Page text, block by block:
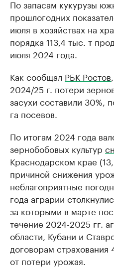
По запасам кукурузы
прошлогодних
июля в хозяйствах на
порядка 113,4 тыс. т
июля 2024 года.
Как сообщал РБК Ростов
2024/25 г. потери
засухи составили 30%,
га посевов.
По итогам 2024 года
зернобобовых культур
Краснодарском крае
причиной снижения
неблагоприятные
года аграрии
за которыми в марте
течение 2024-2025 гг.
области, Кубани и
договорам
от потери урожая.